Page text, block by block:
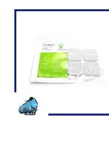
฿390.00
ADD TO
QUICK VIEW